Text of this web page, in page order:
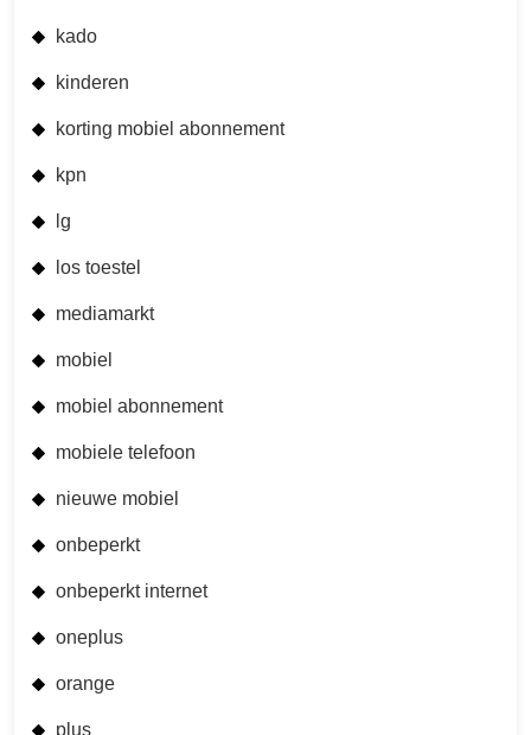
kado
kinderen
korting mobiel abonnement
kpn
lg
los toestel
mediamarkt
mobiel
mobiel abonnement
mobiele telefoon
nieuwe mobiel
onbeperkt
onbeperkt internet
oneplus
orange
plus